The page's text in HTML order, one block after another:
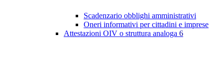
Scadenzario obblighi amministrativi
Oneri informativi per cittadini e imprese
Attestazioni OIV o struttura analoga 6